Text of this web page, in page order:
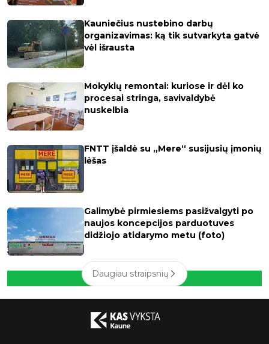
Kauniečius nustebino darbų
organizavimas: ką tik sutvarkyta gatvė
vėl išrausta
Mokyklų remontai: kuriose ir dėl ko
procesai stringa, savivaldybė
nuskelbia
FNTT įšaldė su „Mere“ susijusių įmonių
lėšas
Galimybė pirmiesiems pasižvalgyti po
naujos koncepcijos parduotuves
didžiojo atidarymo metu (foto)
Daugiau straipsnių